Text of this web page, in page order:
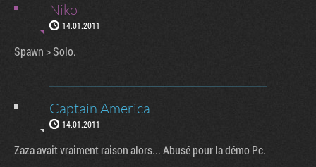
Niko
14.01.2011
Spawn > Solo.
Captain America
14.01.2011
Zaza avait vraiment raison alors... Abusé pour la démo Pc.